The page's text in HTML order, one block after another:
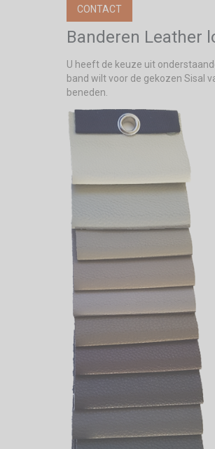
CONTACT
Banderen Leather
U heeft de keuze uit
band wilt voor de gekozen Sisal
beneden.